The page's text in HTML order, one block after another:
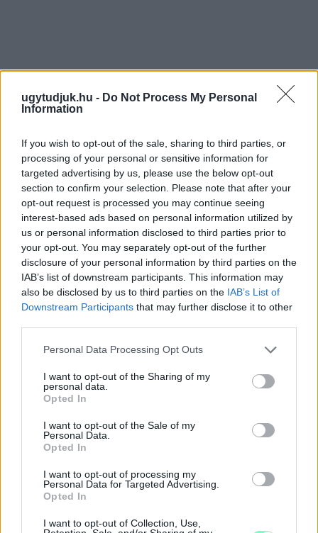
ugytudjuk.hu - Do Not Process My Personal
Information
If you wish to opt-out of the sale, sharing to third parties, or
processing of your personal or sensitive information for
targeted advertising by us, please use the below opt-out
section to confirm your selection. Please note that after your
opt-out request is processed you may continue seeing
interest-based ads based on personal information utilized by
us or personal information disclosed to third parties prior to
your opt-out. You may separately opt-out of the further
disclosure of your personal information by third parties on the
IAB’s list of downstream participants. This information may
also be disclosed by us to third parties on the IAB’s List of
Downstream Participants that may further disclose it to other
Please note that this website/app uses one or more Google
not limited to your visit or usage behaviour. You may click to
grant or deny consent to Google and its third-party tags to
use your data for below specified purposes in below Google
consent section.
Personal Data Processing Opt Outs
I want to opt-out of the Sharing of my
personal data.
Opted In
I want to opt-out of the Sale of my
Personal Data.
Opted In
I want to opt-out of processing my
Personal Data for Targeted Advertising.
Opted In
I want to opt-out of Collection, Use,